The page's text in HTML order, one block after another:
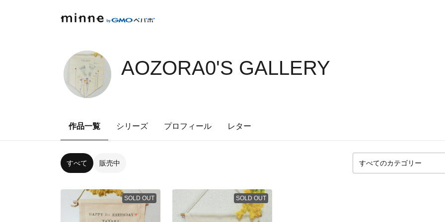
AOZORA0'S GALLERY
作品一覧 シリーズ プロフィール レター
すべて 販売中
SOLD OUT SOLD OUT